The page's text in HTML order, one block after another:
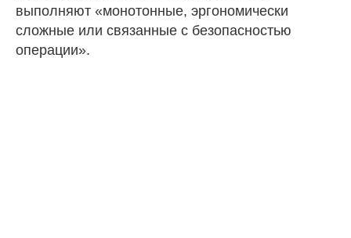
выполняют «монотонные, эргономически
сложные или связанные с безопасностью
операции».